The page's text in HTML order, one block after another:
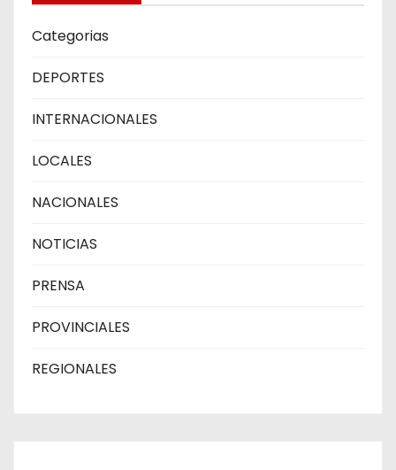
Categorias
DEPORTES
INTERNACIONALES
LOCALES
NACIONALES
NOTICIAS
PRENSA
PROVINCIALES
REGIONALES